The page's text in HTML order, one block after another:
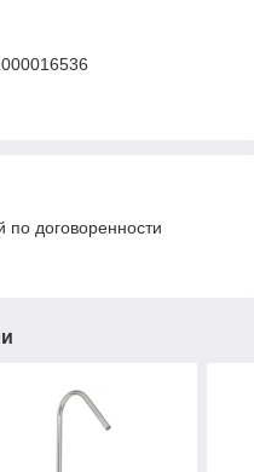
по договоренности